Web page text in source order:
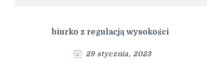
biurko z regulacją wysokości
29 stycznia, 2023